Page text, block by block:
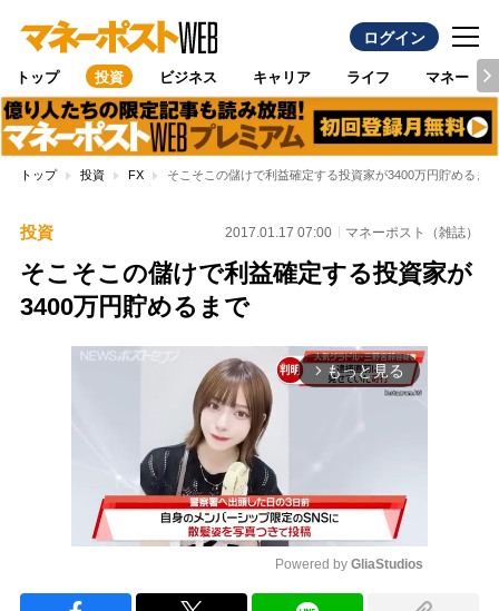
ログイン
トップ 投資 ビジネス キャリア ライフ マネー
トップ 投資 FX そこそこの儲けで利益確定する投資家が3400万円貯めるまで
投資 2017.01.17 07:00 マネーポスト（雑誌）
そこそこの儲けで利益確定する投資家が
3400万円貯めるまで
arrow_forward_ios もっと見る
Powered by GliaStudios